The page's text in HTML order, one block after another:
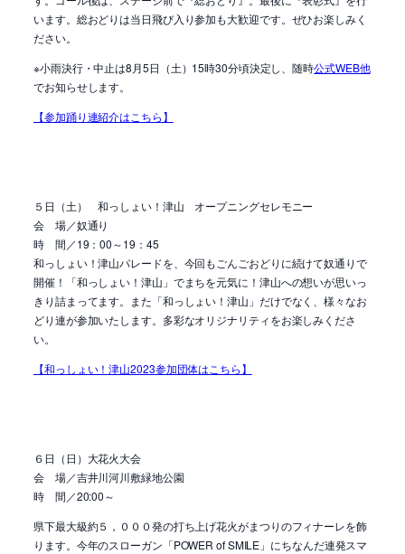
います。総おどりは当日飛び入り参加も大歓迎です。ぜひお楽しみく
ださい。
※小雨決行・中止は8月5日（土）15時30分頃決定し、随時公式WEB他
でお知らせします。
【参加踊り連紹介はこちら】
５日（土） 和っしょい！津山 オープニングセレモニー
会 場／奴通り
時 間／19：00～19：45
和っしょい！津山パレードを、今回もごんごおどりに続けて奴通りで
開催！「和っしょい！津山」でまちを元気に！津山への想いが思いっ
きり詰まってます。また「和っしょい！津山」だけでなく、様々なお
どり連が参加いたします。多彩なオリジナリティをお楽しみくださ
い。
【和っしょい！津山2023参加団体はこちら】
６日（日）大花火大会
会 場／吉井川河川敷緑地公園
時 間／20:00～
県下最大級約５，０００発の打ち上げ花火がまつりのフィナーレを飾
ります。今年のスローガン「POWER of SMILE」にちなんだ連発スマ